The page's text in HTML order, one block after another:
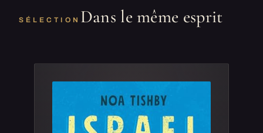
SÉLECTION Dans le même esprit